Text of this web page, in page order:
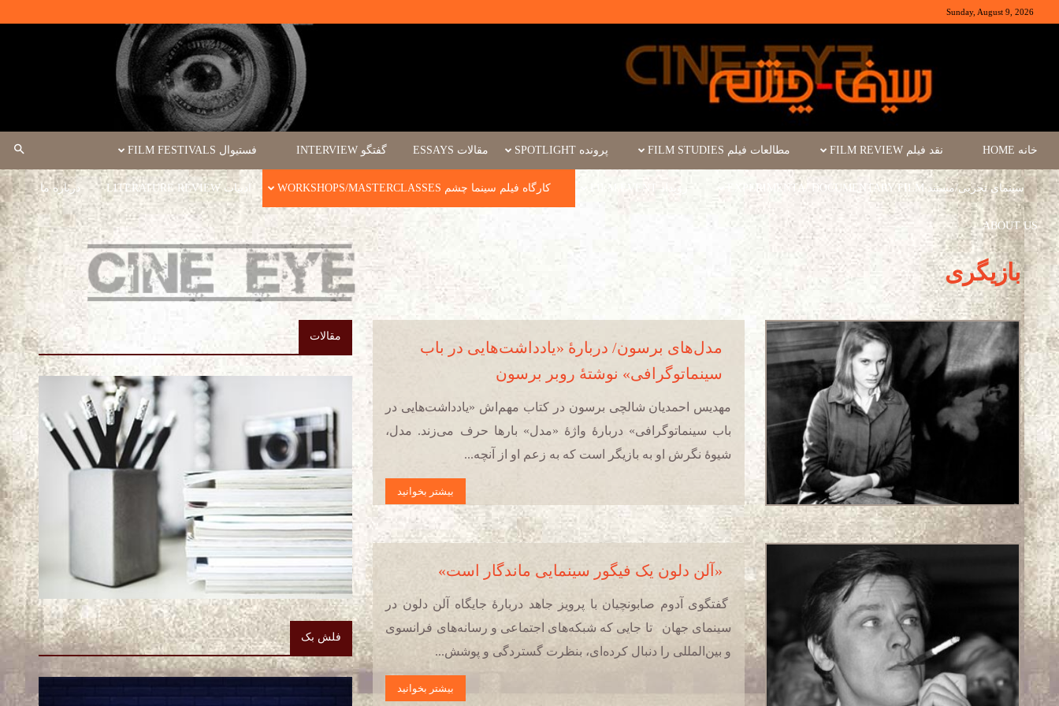
Sunday, August 9, 2026
خانه HOME نقد فیلم FILM REVIEW مطالعات فیلم FILM STUDIES پرونده SPOTLIGHT مقالات ESSAYS گفتگو INTERVIEW فستیوال FILM FESTIVALS
سینمای تجربی/مستند EXPERIMENTA/ DOCUMENTARY FILM رویداد FILM EVENT کارگاه فیلم سینما چشم WORKSHOPS/MASTERCLASSES ادبیات LITERATURE REVIEW درباره ما
ABOUT US
بازیگری
مدل‌های برسون/ دربارۀ «یادداشت­‌هایی در باب
سینماتوگرافی» نوشتۀ روبر برسون
مهدیس احمدیان شالچی برسون در کتاب مهم‌اش «یادداشت­‌هایی در
باب سینماتوگرافی» دربارۀ واژۀ «مدل» بارها حرف می‌­زند. مدل،
شیوۀ نگرش او به بازیگر است که به زعم او از آنچه...
بیشتر بخوانید
«آلن دلون یک فیگور سینمایی ماندگار است»
گفتگوی آدوم صابونچیان با پرویز جاهد دربارۀ جایگاه آلن دلون در
سینمای جهان تا جایی که شبکه‌های اجتماعی و رسانه‌های فرانسوی
و بین‌المللی را دنبال کرده‌ای، بنظرت گستردگی و پوشش...
بیشتر بخوانید
مقالات
فلش بک